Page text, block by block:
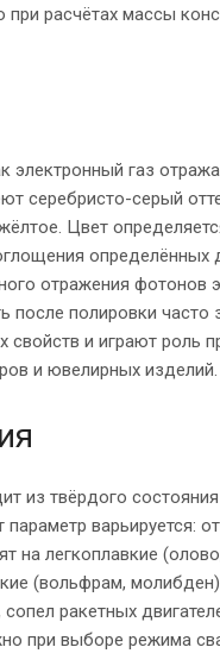
расчётах массы
электронный газ
серебристо-серый
Цвет
определённых
отражения фотонов
после полировки часто
свойств и играют роль
и ювелирных изделий.
из твёрдого
варьируется:
на легкоплавкие
(вольфрам,
ракетных
при выборе режима